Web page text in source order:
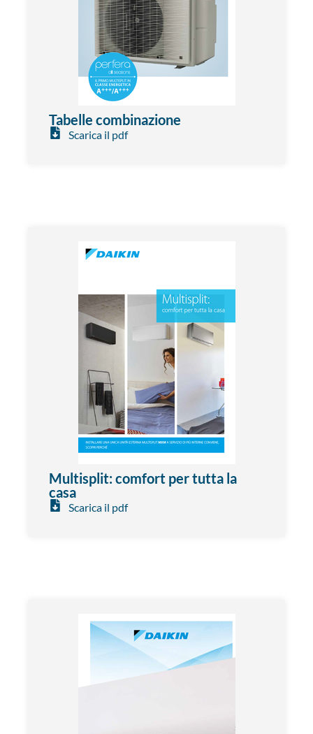
Tabelle combinazione
Scarica il pdf
Multisplit: comfort per tutta la
casa
Scarica il pdf